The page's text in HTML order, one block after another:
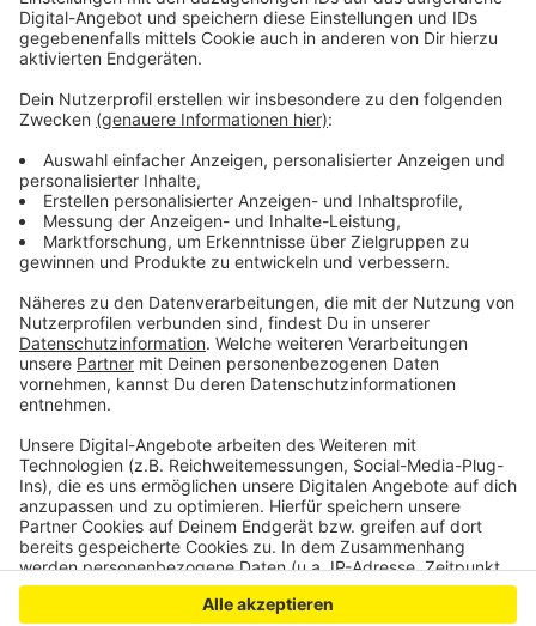
Anzeige
Das Team um Sarah Puckert möchte gerne
wissen, wie die Leute hier das Wort aussprechen
Wer bei der Forschung des Sprachteams helfen
möchte, kann sich bei Sarah Puckert unter der E-
Mail-Adressesarah.puckert@lvr.de
Veröffentlicht:Montag, 27.01.2020 11:54
Anzeige
Anzeige